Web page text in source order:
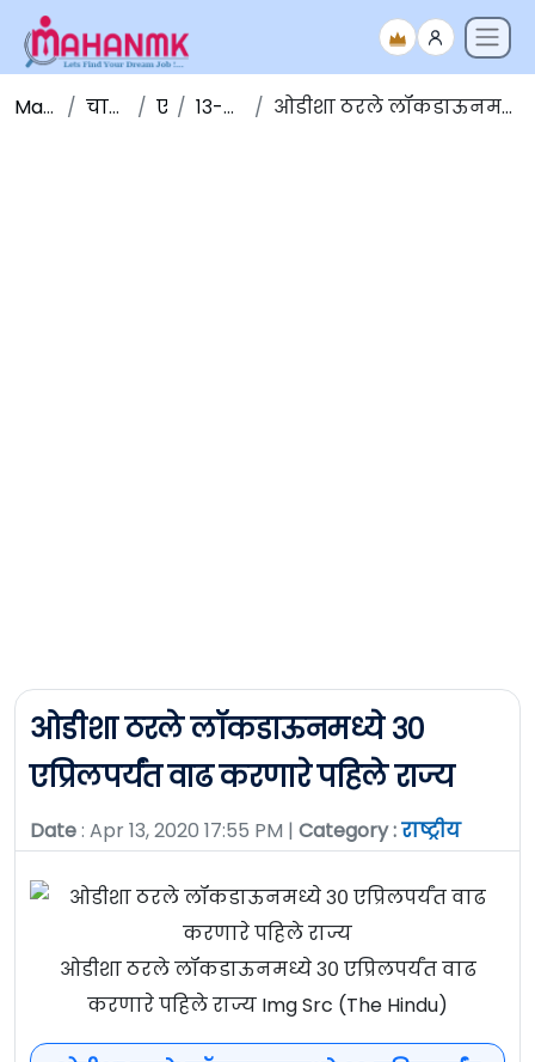
Maha NMK चालू घडामोडी एप्रिल १३-एप्रिल-२०२० ओडीशा ठरले लॉकडाऊनमध्ये ३० एप्रिलपर्यंत वाढ करणारे पहिले राज्य
ओडीशा ठरले लॉकडाऊनमध्ये ३०
एप्रिलपर्यंत वाढ करणारे पहिले राज्य
Date: Apr 13, 2020 17:55 PM | Category :राष्ट्रीय
ओडीशा ठरले लॉकडाऊनमध्ये ३० एप्रिलपर्यंत वाढ
करणारे पहिले राज्य Img Src (The Hindu)